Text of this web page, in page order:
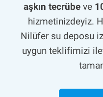
aşkın tecrübe ve
hizmetinizdeyiz.
Nilüfer su deposu
uygun teklifimizi